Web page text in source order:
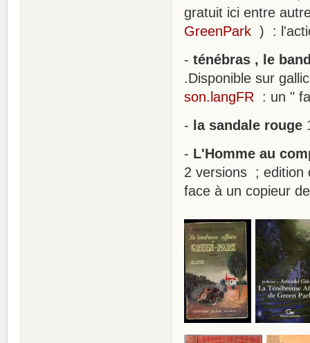
gratuit ici entre
GreenPark ) :
- ténébras , le
.Disponible sur
son.langFR : un "
- la sandale rouge
- L'Homme au
2 versions ; edition
face à un copieur